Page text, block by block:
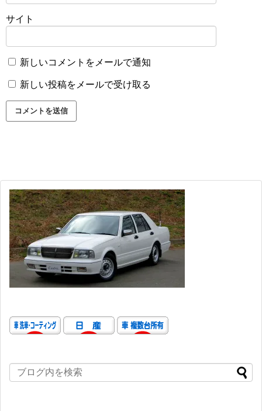
サイト
新しいコメントをメールで通知
新しい投稿をメールで受け取る